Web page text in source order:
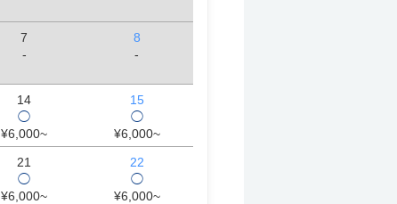
7
-
8
-
14
◯
¥6,000~
15
◯
¥6,000~
21
◯
¥6,000~
22
◯
¥6,000~